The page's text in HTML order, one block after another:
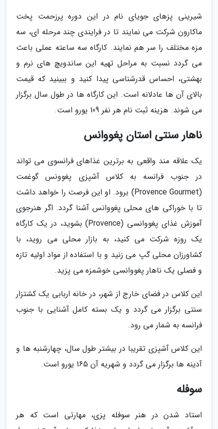
شیرینی پزهای جویای نام در این دوره پرزحمت پخت
ماکارون شرکت می نمایند تا در فرایندی چند مرحله ای، سه
مزه مختلف را سر هم نمایند. کارگاه سه ساعته عملی باعث
می گردد نسبت به مراحل تهیه این ساندویچ های نرم و
بهشتی، احساس قدرشناسی پیدا کنید و ببینید که قیمت
بالای آن ها عادلانه است. این کارگاه ها در طول سال برگزار
می شوند. هزینه ثبت نام هر نفر 109 یورو است.
ناهار سنتی استان پغووانس
یک علاقه مند واقعی به برترین غذاهای فرانسوی می تواند
در جنوب فرانسه به کلاس آشپزی پغوونس گوغمت
(Provence Gourmet) برود. او این فرصت را خواهد داشت
تا با خوراکی های محلی پغووانس آشنا گردد. اگر هنرجوی
آموزش غذای پغووانسی (Provence) بشوید، در یک کارگاه
یک روزه شرکت می کنید، به بازار محلی می روید، با
کشاورزان محلی گپ می زنید و با استفاده از مواد اولیه تازه
و فصلی یک ناهار پغووانسی خوشمزه می پزید.
این کلاس در فضای خارج از شهر، در خانه اربابی یک کشتزار
سنتی برگزار می گردد و یک بسته کامل آشنایی با جنوب
فرانسه به شمار می رود.
این کلاس آشپزی تقریبا در بیشتر طول سال، چهارشنبه ها و
آدینه ها برگزار می گردد و شهریه آن 165 یورو است.
سوفله
استاد شدن در هنر سوفله پزی، مهارتی است که هر